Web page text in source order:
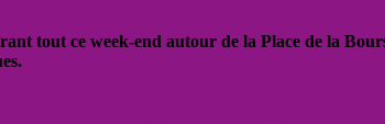
tout ce week-end autour de la Place de la